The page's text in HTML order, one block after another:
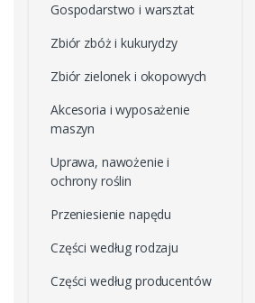
Gospodarstwo i warsztat
Zbiór zbóż i kukurydzy
Zbiór zielonek i okopowych
Akcesoria i wyposażenie
maszyn
Uprawa, nawożenie i
ochrony roślin
Przeniesienie napędu
Części według rodzaju
Części według producentów